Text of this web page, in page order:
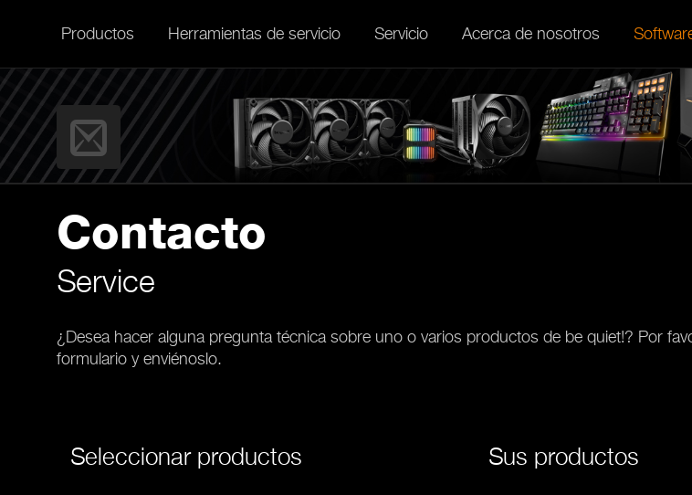
Productos Herramientas de servicio Servicio Acerca de nosotros
Contacto
Service
¿Desea hacer alguna pregunta técnica sobre uno o varios productos de be quiet!? Por
formulario y enviénoslo.
Seleccionar productos Sus productos